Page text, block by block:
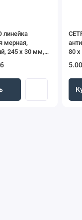
линейка
мерная,
245 х 30 мм,
4:1
80